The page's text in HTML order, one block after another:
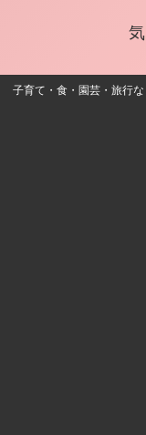
子育て・食・園芸・旅行